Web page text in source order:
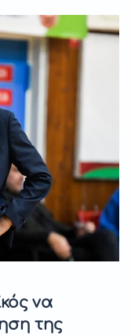
να
της